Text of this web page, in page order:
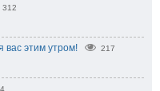
312
вас этим утром! 217